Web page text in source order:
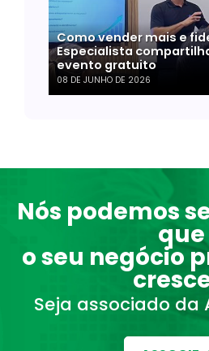
Como vender mais e
Especialista
evento gratuito
08 DE JUNHO DE 2026
Nós podemos
que
o seu negócio
Seja associado da